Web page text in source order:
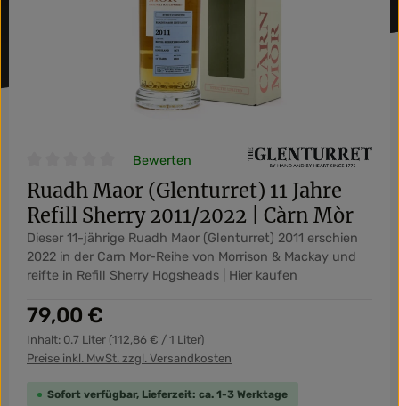
Durchschnittliche Bewertung von 0 von 5 Sternen
Bewerten
Ruadh Maor (Glenturret) 11 Jahre
Refill Sherry 2011/2022 | Càrn Mòr
Dieser 11-jährige Ruadh Maor (Glenturret) 2011 erschien
2022 in der Carn Mor-Reihe von Morrison & Mackay und
reifte in Refill Sherry Hogsheads | Hier kaufen
Regulärer Preis:
79,00 €
Inhalt: 0.7 Liter (112,86 € / 1 Liter)
Preise inkl. MwSt. zzgl. Versandkosten
Sofort verfügbar, Lieferzeit: ca. 1-3 Werktage